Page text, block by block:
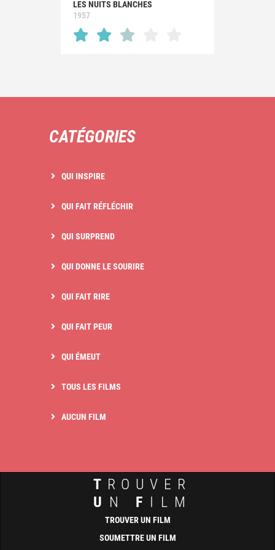
LES NUITS BLANCHES
1957
CATÉGORIES
QUI INSPIRE
QUI FAIT RÉFLÉCHIR
QUI SURPREND
QUI DONNE LE SOURIRE
QUI FAIT RIRE
QUI FAIT PEUR
QUI ÉMEUT
TOUS LES FILMS
AUCUN FILM
T ROUVER
U N F ILM
TROUVER UN FILM
SOUMETTRE UN FILM